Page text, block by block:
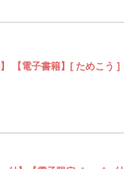
【電子書籍】[ ためこう ]